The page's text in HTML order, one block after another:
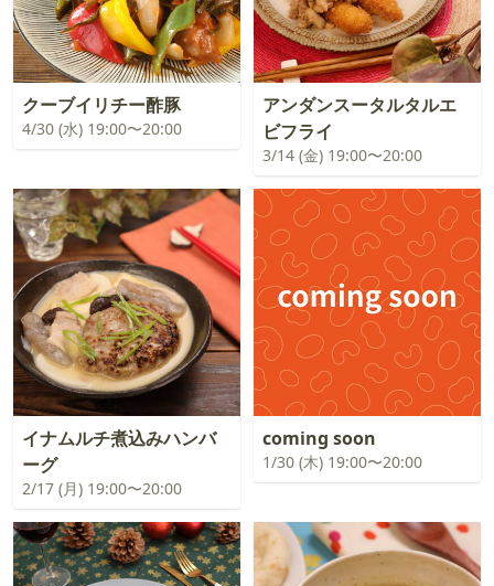
クーブイリチー酢豚
4/30 (水) 19:00〜20:00
アンダンスータルタルエ
ビフライ
3/14 (金) 19:00〜20:00
イナムルチ煮込みハンバ
ーグ
2/17 (月) 19:00〜20:00
coming soon
1/30 (木) 19:00〜20:00